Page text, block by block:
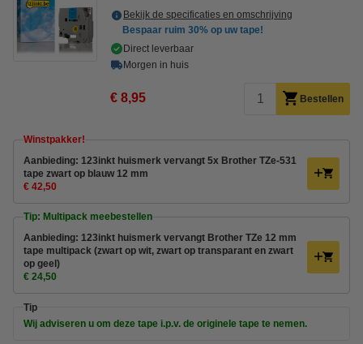
Bekijk de specificaties en omschrijving
Bespaar ruim 30% op uw tape!
Direct leverbaar
Morgen in huis
€ 8,95 Bestellen
Winstpakker!
Aanbieding: 123inkt huismerk vervangt 5x Brother TZe-531
tape zwart op blauw 12 mm
€ 42,50
Tip: Multipack meebestellen
Aanbieding: 123inkt huismerk vervangt Brother TZe 12 mm
tape multipack (zwart op wit, zwart op transparant en zwart
op geel)
€ 24,50
Tip
Wij adviseren u om deze tape i.p.v. de originele tape te nemen.